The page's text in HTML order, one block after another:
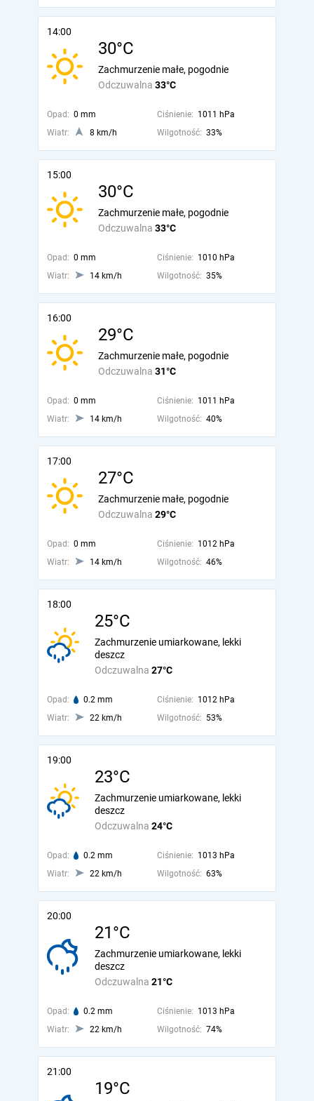
14:00
30°C
Odczuwalna 33°C
Zachmurzenie małe, pogodnie
Opad: 0 mm Ciśnienie: 1011 hPa
Wiatr:
8 km/h Wilgotność: 33%
15:00
30°C
Odczuwalna 33°C
Zachmurzenie małe, pogodnie
Opad: 0 mm Ciśnienie: 1010 hPa
Wiatr:
14 km/h Wilgotność: 35%
16:00
29°C
Odczuwalna 31°C
Zachmurzenie małe, pogodnie
Opad: 0 mm Ciśnienie: 1011 hPa
Wiatr:
14 km/h Wilgotność: 40%
17:00
27°C
Odczuwalna 29°C
Zachmurzenie małe, pogodnie
Opad: 0 mm Ciśnienie: 1012 hPa
Wiatr:
14 km/h Wilgotność: 46%
18:00
25°C
Odczuwalna 27°C
Zachmurzenie umiarkowane, lekki
deszcz
Opad: 0.2 mm Ciśnienie: 1012 hPa
Wiatr:
22 km/h Wilgotność: 53%
19:00
23°C
Odczuwalna 24°C
Zachmurzenie umiarkowane, lekki
deszcz
Opad: 0.2 mm Ciśnienie: 1013 hPa
Wiatr:
22 km/h Wilgotność: 63%
20:00
21°C
Odczuwalna 21°C
Zachmurzenie umiarkowane, lekki
deszcz
Opad: 0.2 mm Ciśnienie: 1013 hPa
Wiatr:
22 km/h Wilgotność: 74%
21:00
19°C